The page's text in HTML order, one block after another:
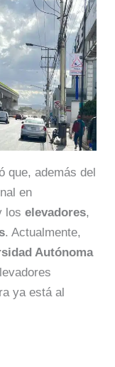
que, además del
en
loselevadores,
. Actualmente,
Autónoma
ya está al